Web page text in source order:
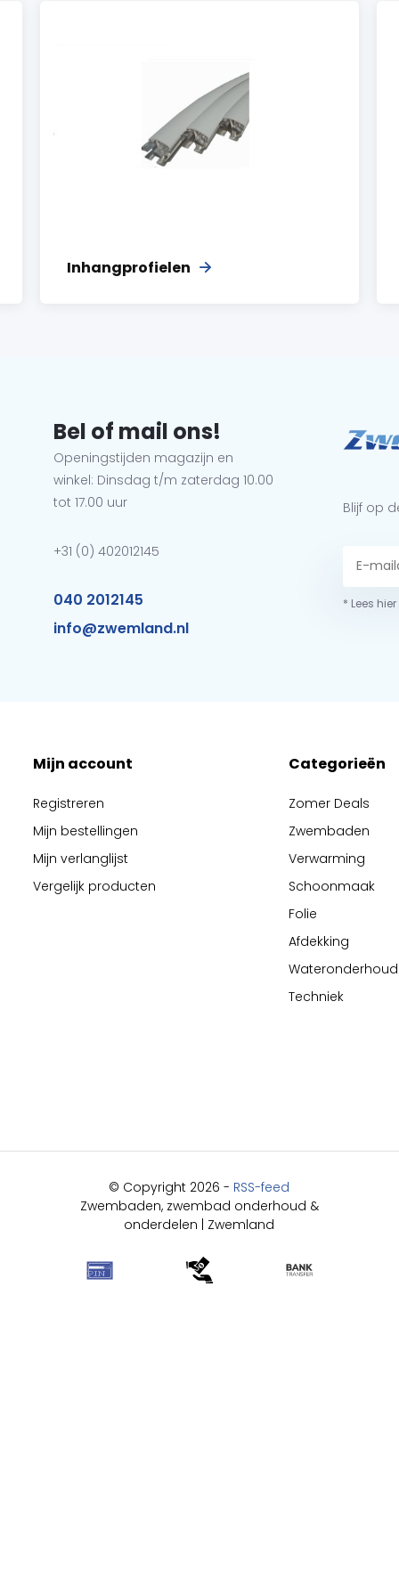
Inhangprofielen
Bel of mail ons!
Openingstijden magazijn en
winkel: Dinsdag t/m zaterdag 10.00
tot 17.00 uur
+31 (0) 402012145
040 2012145
info@zwemland.nl
Blijf op
* Lees
Mijn account
Registreren
Mijn bestellingen
Mijn verlanglijst
Vergelijk producten
Categorieën
Zomer Deals
Zwembaden
Verwarming
Schoonmaak
Folie
Afdekking
Wateronderhoud
Techniek
© Copyright 2026 - RSS-feed
Zwembaden, zwembad onderhoud &
onderdelen | Zwemland